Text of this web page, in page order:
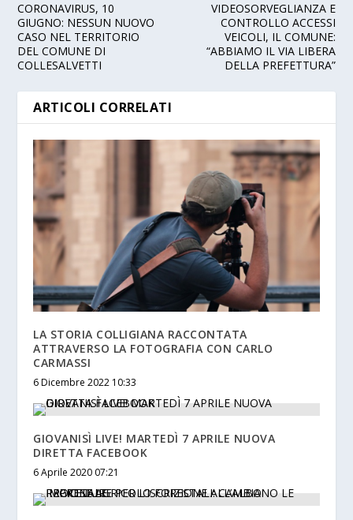
CORONAVIRUS, 10
GIUGNO: NESSUN NUOVO
CASO NEL TERRITORIO
DEL COMUNE DI
COLLESALVETTI
VIDEOSORVEGLIANZA E
CONTROLLO ACCESSI
VEICOLI, IL COMUNE:
“ABBIAMO IL VIA LIBERA
DELLA PREFETTURA”
ARTICOLI CORRELATI
LA STORIA COLLIGIANA RACCONTATA
ATTRAVERSO LA FOTOGRAFIA CON CARLO
CARMASSI
6 Dicembre 2022 10:33
GIOVANISÌ LIVE! MARTEDÌ 7 APRILE NUOVA
DIRETTA FACEBOOK
6 Aprile 2020 07:21